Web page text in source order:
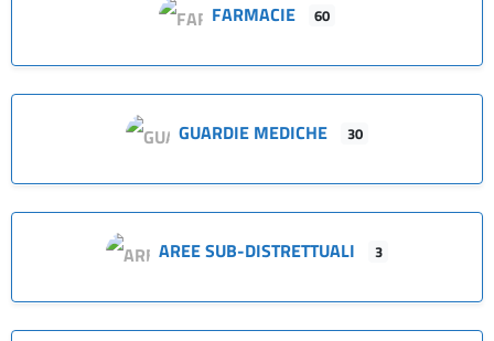
FARMACIE 60
GUARDIE MEDICHE 30
AREE SUB-DISTRETTUALI 3